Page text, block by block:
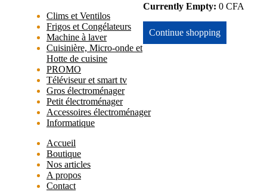
Currently Empty: 0 CFA
Continue shopping
Clims et Ventilos
Frigos et Congélateurs
Machine à laver
Cuisinière, Micro-onde et
Hotte de cuisine
PROMO
Téléviseur et smart tv
Gros électroménager
Petit électroménager
Accessoires électroménager
Informatique
Accueil
Boutique
Nos articles
A propos
Contact